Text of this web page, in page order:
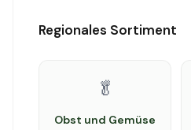
Regionales Sortiment
🥬
Obst und Gemüse